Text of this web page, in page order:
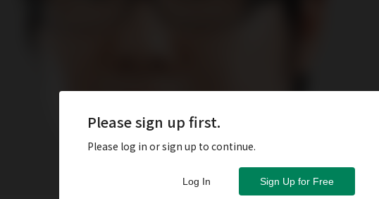
Please sign up first.
Please log in or sign up to continue.
Sign Up for Free
Log In